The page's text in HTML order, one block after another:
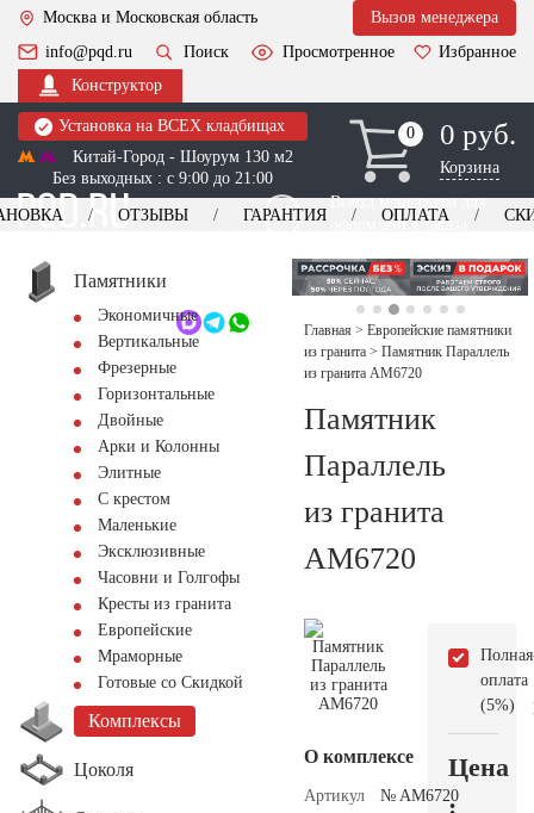
Москва и Московская область
Вызов менеджера
info@pqd.ru
Поиск Просмотренное
Избранное
Конструктор
Установка на ВСЕХ кладбищах
Китай-Город - Шоурум 130 м2
Без выходных : с 9:00 до 21:00
0
0 0 руб.
Корзина
Выезд менеджера для
оформления заказа
+7 (495) 518-44-23
Обратный звонок
ОТЗЫВЫ ГАРАНТИЯ ОПЛАТА
Памятники
Экономичные
Вертикальные
Фрезерные
Горизонтальные
Двойные
Арки и Колонны
Элитные
С крестом
Маленькие
Эксклюзивные
Часовни и Голгофы
Кресты из гранита
Европейские
Мраморные
Готовые со Скидкой
Комплексы
Цоколя
Главная > Европейские памятники
из гранита > Памятник Параллель
из гранита AM6720
Памятник
Параллель
из гранита
AM6720
О комплексе
Артикул
№ AM6720
Полная
оплата
(5%)
Цена
: